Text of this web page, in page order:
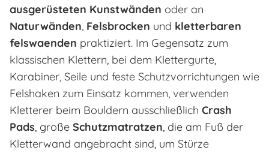
ausgerüsteten Kunstwänden oder an
Naturwänden, Felsbrocken und kletterbaren
felswaenden praktiziert. Im Gegensatz zum
klassischen Klettern, bei dem Klettergurte,
Karabiner, Seile und feste Schutzvorrichtungen wie
Felshaken zum Einsatz kommen, verwenden
Kletterer beim Bouldern ausschließlich Crash
Pads, große Schutzmatratzen, die am Fuß der
Kletterwand angebracht sind, um Stürze